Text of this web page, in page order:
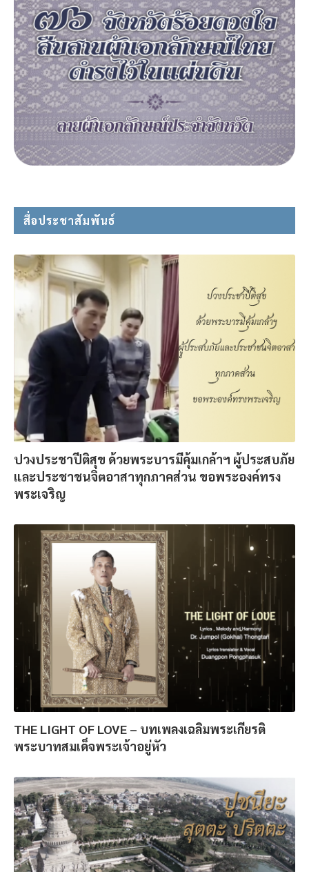
สื่อประชาสัมพันธ์
ปวงประชาปีติสุข ด้วยพระบารมีคุ้มเกล้าฯ ผู้ประสบภัย
และประชาชนจิตอาสาทุกภาคส่วน ขอพระองค์ทรง
พระเจริญ
THE LIGHT OF LOVE – บทเพลงเฉลิมพระเกียรติ
พระบาทสมเด็จพระเจ้าอยู่หัว